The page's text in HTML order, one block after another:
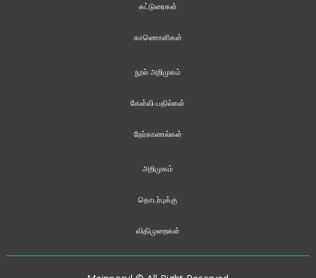
கட்டுரைகள்
காணொளிகள்
நூல் அறிமுகம்
கேள்வி-பதில்கள்
நேர்காணல்கள்
அறிமுகம்
தொடர்புக்கு
விதிமுறைகள்